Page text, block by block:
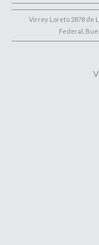
Virrey Loreto 2878 de
Federal,